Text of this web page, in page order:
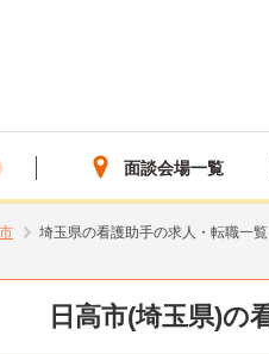
面談会場一覧
埼玉県の看護助手の求人・転職一覧
日高市(埼玉県)の